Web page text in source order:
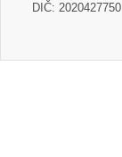
DIČ: 2020427750